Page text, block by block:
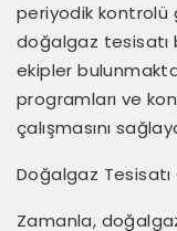
periyodik kontrolü
doğalgaz tesisatı
ekipler
programları ve
çalışmasını
Doğalgaz Tesisatı
Zamanla,